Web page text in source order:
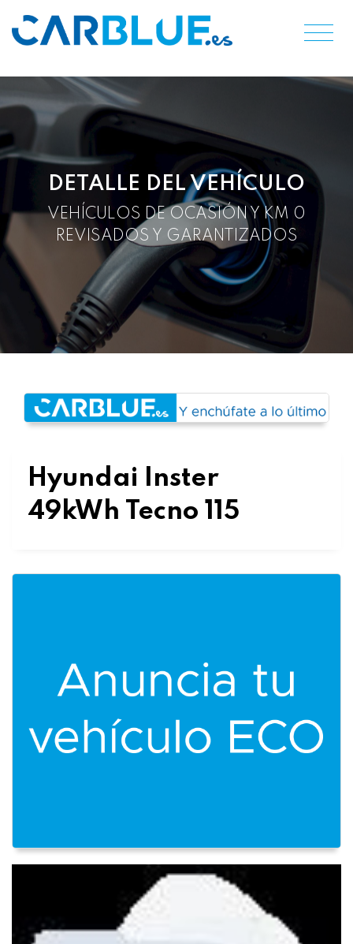
DETALLE DEL VEHÍCULO
VEHÍCULOS DE OCASIÓN Y KM 0
REVISADOS Y GARANTIZADOS
Hyundai Inster
49kWh Tecno 115